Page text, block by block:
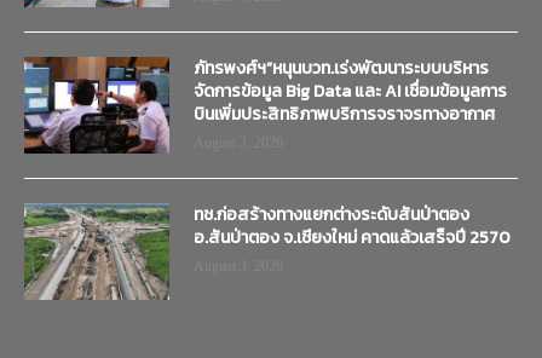
ภัทรพงศ์ฯ”หนุนบวท.เร่งพัฒนาระบบบริหาร
จัดการข้อมูล Big Data และ AI เชื่อมข้อมูลการ
บินเพิ่มประสิทธิภาพบริการจราจรทางอากาศ
ทช.ก่อสร้างทางแยกต่างระดับสันป่าตอง
อ.สันป่าตอง จ.เชียงใหม่ คาดแล้วเสร็จปี 2570